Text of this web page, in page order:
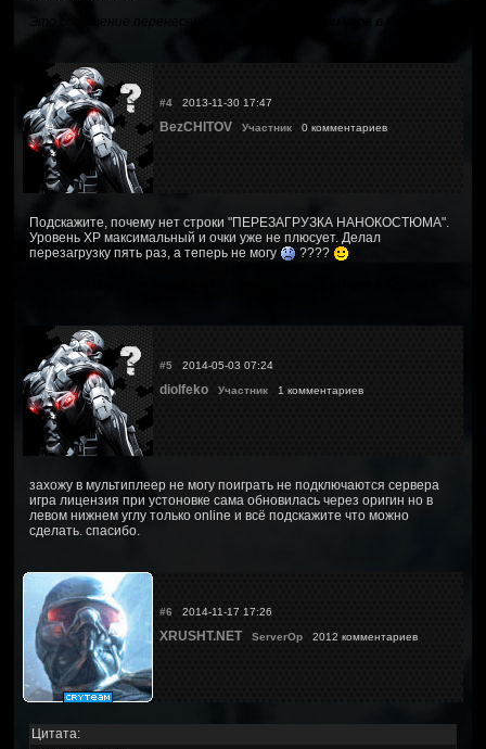
Это сообщение перенесено из темы "
Глюки при игре в Crysis 3
#4 2013-11-30 17:47
BezCHITOV Участник 0 комментариев
Подскажите, почему нет строки "ПЕРЕЗАГРУЗКА НАНОКОСТЮМА".
Уровень ХР максимальный и очки уже не плюсует. Делал
перезагрузку пять раз, а теперь не могу
????
#5 2014-05-03 07:24
diolfeko Участник 1 комментариев
захожу в мультиплеер не могу поиграть не подключаются сервера
игра лицензия при устоновке сама обновилась через оригин но в
левом нижнем углу только online и всё подскажите что можно
сделать. спасибо.
#6 2014-11-17 17:26
XRUSHT.NET ServerOp 2012 комментариев
Цитата: